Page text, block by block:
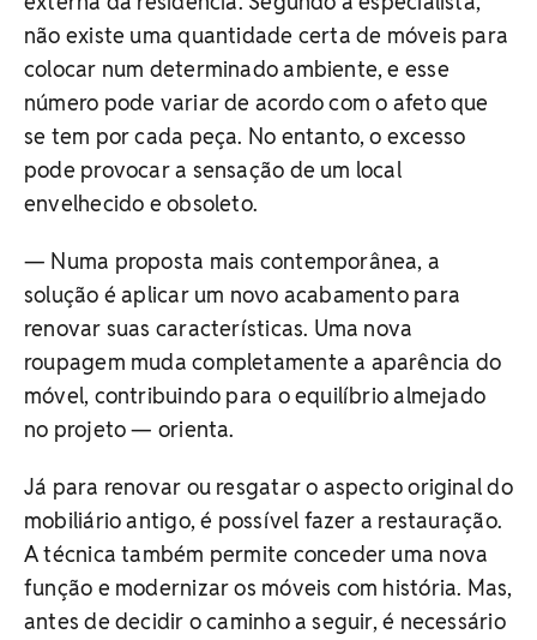
não existe uma quantidade certa de móveis para
colocar num determinado ambiente, e esse
número pode variar de acordo com o afeto que
se tem por cada peça. No entanto, o excesso
pode provocar a sensação de um local
envelhecido e obsoleto.
— Numa proposta mais contemporânea, a
solução é aplicar um novo acabamento para
renovar suas características. Uma nova
roupagem muda completamente a aparência do
móvel, contribuindo para o equilíbrio almejado
no projeto — orienta.
Já para renovar ou resgatar o aspecto original do
mobiliário antigo, é possível fazer a restauração.
A técnica também permite conceder uma nova
função e modernizar os móveis com história. Mas,
antes de decidir o caminho a seguir, é necessário